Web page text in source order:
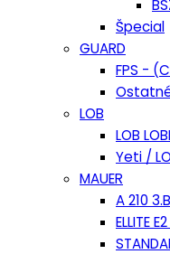
Špecial
GUARD
FPS -
LOB
LOB
Yeti /
MAUER
A 210
ELLITE